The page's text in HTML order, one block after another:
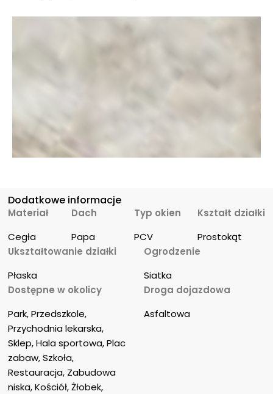
Dodatkowe informacje
Materiał
Cegła
Dach
Papa
Typ okien
PCV
Kształt działki
Prostokąt
Ukształtowanie działki
Płaska
Ogrodzenie
Siatka
Dostępne w okolicy
Park, Przedszkole,
Przychodnia lekarska,
Sklep, Hala sportowa, Plac
zabaw, Szkoła,
Restauracja, Zabudowa
niska, Kościół, Żłobek,
Droga dojazdowa
Asfaltowa